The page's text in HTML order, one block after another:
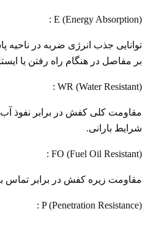
E (Energy Absorption) :
توانایی جذب انرژی ضربه در
بر مفاصل در هنگام راه رفتن یا
WR (Water Resistant) :
مقاومت کلی کفش در برابر نفوذ
شرایط بارانی.
FO (Fuel Oil Resistant) :
مقاومت زیره کفش در برابر تماس
P (Penetration Resistance) :